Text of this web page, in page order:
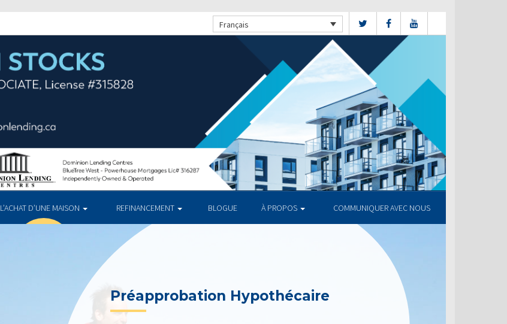
Français
L’ACHAT D’UNE MAISON REFINANCEMENT BLOGUE À PROPOS COMMUNIQUER AVEC NOUS
Préapprobation Hypothécaire